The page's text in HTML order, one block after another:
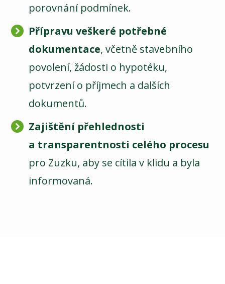
porovnání podmínek.
Přípravu veškeré potřebné
dokumentace, včetně stavebního
povolení, žádosti o hypotéku,
potvrzení o příjmech a dalších
dokumentů.
Zajištění přehlednosti
a transparentnosti celého procesu
pro Zuzku, aby se cítila v klidu a byla
informovaná.